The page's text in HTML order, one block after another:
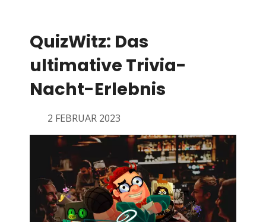
QuizWitz: Das
ultimative Trivia-
Nacht-Erlebnis
2 FEBRUAR 2023